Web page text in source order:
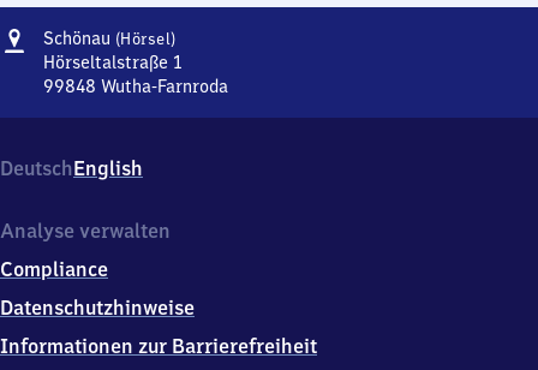
Adresse
Schönau (Hörsel)Schönau
(Hörsel)
Hörseltalstraße 1
99848 Wutha-Farnroda
Hörseltalstraße
1,
9
4
8
Farnroda
DeutschEnglish
Analyse verwalten
Compliance
Datenschutzhinweise
Informationen zur Barrierefreiheit